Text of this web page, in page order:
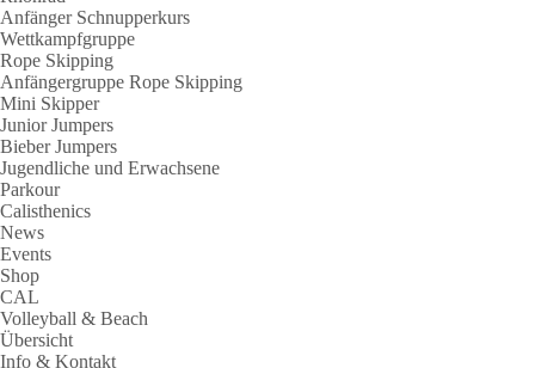
Anfänger Schnupperkurs
Wettkampfgruppe
Rope Skipping
Anfängergruppe Rope Skipping
Mini Skipper
Junior Jumpers
Bieber Jumpers
Jugendliche und Erwachsene
Parkour
Calisthenics
News
Events
Shop
CAL
Volleyball & Beach
Übersicht
Info & Kontakt